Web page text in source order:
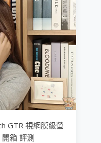
GTR 視網膜級螢
箱 評測